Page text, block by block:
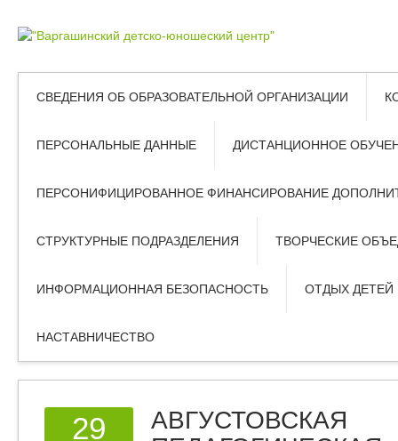
СВЕДЕНИЯ ОБ ОБРАЗОВАТЕЛЬНОЙ ОРГАНИЗАЦИИ
ПЕРСОНАЛЬНЫЕ ДАННЫЕ ДИСТАНЦИОННОЕ
ПЕРСОНИФИЦИРОВАННОЕ ФИНАНСИРОВАНИЕ
СТРУКТУРНЫЕ ПОДРАЗДЕЛЕНИЯ ТВОРЧЕСКИЕ
ИНФОРМАЦИОННАЯ БЕЗОПАСНОСТЬ ОТДЫХ ДЕТЕЙ
НАСТАВНИЧЕСТВО
29
АВГУСТОВСКАЯ